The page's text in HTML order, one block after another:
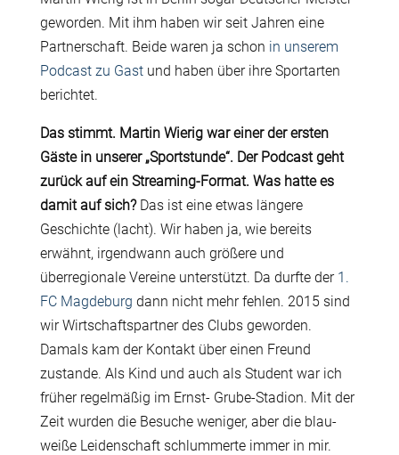
geworden. Mit ihm haben wir seit Jahren eine
Partnerschaft. Beide waren ja schon in unserem
Podcast zu Gastund haben über ihre Sportarten
berichtet.
Das stimmt. Martin Wierig war einer der ersten
Gäste in unserer „Sportstunde“. Der Podcast geht
zurück auf ein Streaming-Format. Was hatte es
damit auf sich?Das ist eine etwas längere
Geschichte (lacht). Wir haben ja, wie bereits
erwähnt, irgendwann auch größere und
überregionale Vereine unterstützt. Da durfte der 1.
FC Magdeburg dann nicht mehr fehlen. 2015 sind
wir Wirtschaftspartner des Clubs geworden.
Damals kam der Kontakt über einen Freund
zustande. Als Kind und auch als Student war ich
früher regelmäßig im Ernst- Grube-Stadion. Mit der
Zeit wurden die Besuche weniger, aber die blau-
weiße Leidenschaft schlummerte immer in mir.